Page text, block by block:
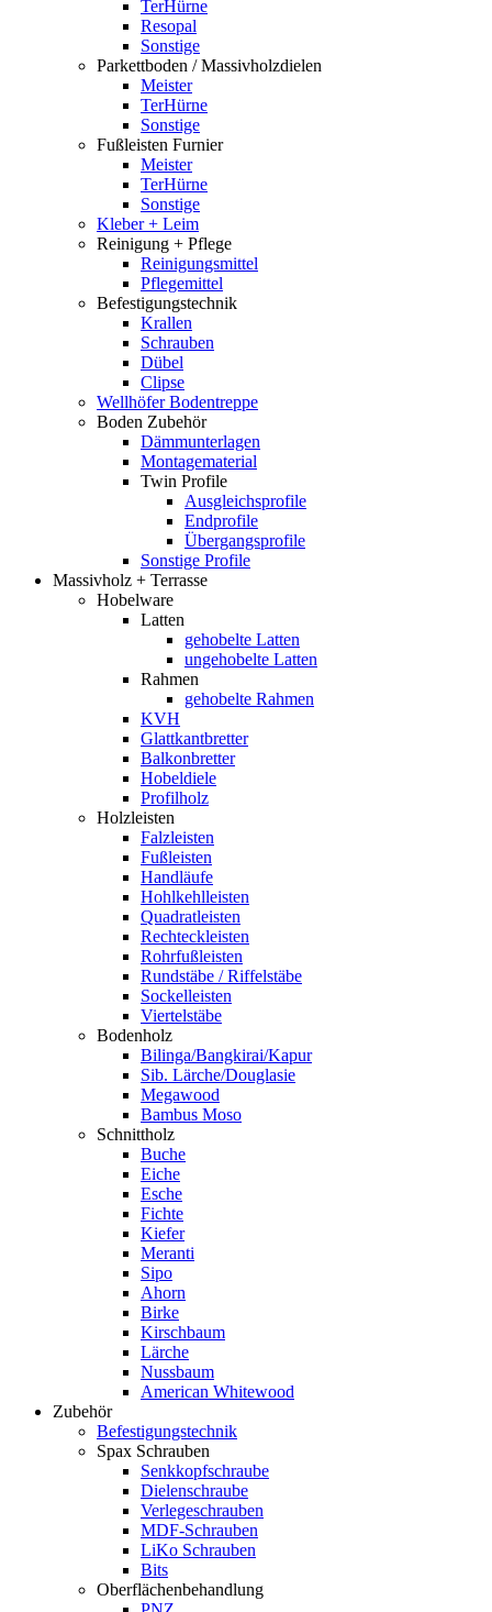
TerHürne
Resopal
Sonstige
Parkettboden / Massivholzdielen
Meister
TerHürne
Sonstige
Fußleisten Furnier
Meister
TerHürne
Sonstige
Kleber + Leim
Reinigung + Pflege
Reinigungsmittel
Pflegemittel
Befestigungstechnik
Krallen
Schrauben
Dübel
Clipse
Wellhöfer Bodentreppe
Boden Zubehör
Dämmunterlagen
Montagematerial
Twin Profile
Ausgleichsprofile
Endprofile
Übergangsprofile
Sonstige Profile
Massivholz + Terrasse
Hobelware
Latten
gehobelte Latten
ungehobelte Latten
Rahmen
gehobelte Rahmen
KVH
Glattkantbretter
Balkonbretter
Hobeldiele
Profilholz
Holzleisten
Falzleisten
Fußleisten
Handläufe
Hohlkehlleisten
Quadratleisten
Rechteckleisten
Rohrfußleisten
Rundstäbe / Riffelstäbe
Sockelleisten
Viertelstäbe
Bodenholz
Bilinga/Bangkirai/Kapur
Sib. Lärche/Douglasie
Megawood
Bambus Moso
Schnittholz
Buche
Eiche
Esche
Fichte
Kiefer
Meranti
Sipo
Ahorn
Birke
Kirschbaum
Lärche
Nussbaum
American Whitewood
Zubehör
Befestigungstechnik
Spax Schrauben
Senkkopfschraube
Dielenschraube
Verlegeschrauben
MDF-Schrauben
LiKo Schrauben
Bits
Oberflächenbehandlung